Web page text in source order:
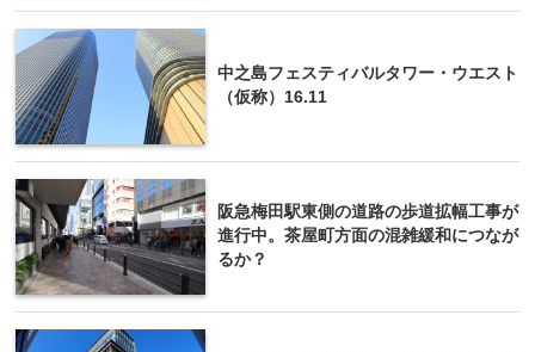
中之島フェスティバルタワー・ウエスト
（仮称）16.11
阪急梅田駅東側の道路の歩道拡幅工事が
進行中。茶屋町方面の混雑緩和につなが
るか？